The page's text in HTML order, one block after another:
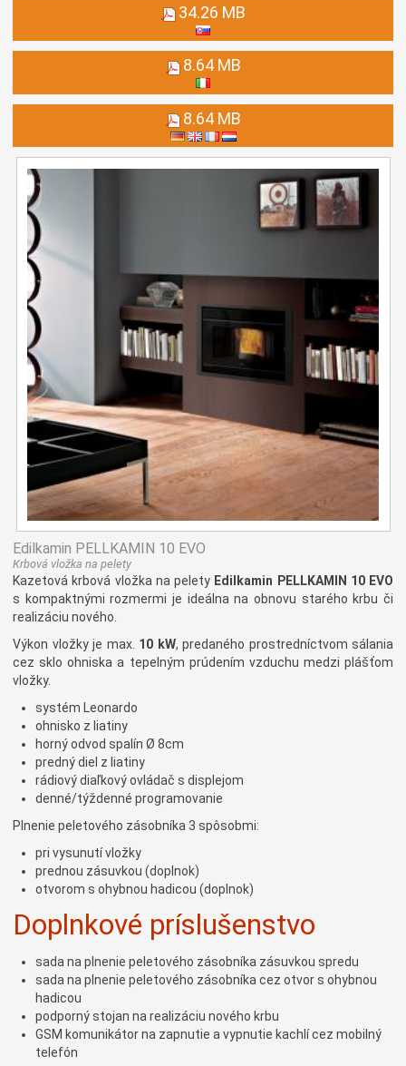
34.26 MB
8.64 MB
8.64 MB
Edilkamin PELLKAMIN 10 EVO
Krbová vložka na pelety
Kazetová krbová vložka na pelety Edilkamin PELLKAMIN 10 EVO
s kompaktnými rozmermi je ideálna na obnovu starého krbu či
realizáciu nového.
Výkon vložky je max. 10 kW, predaného prostredníctvom sálania
cez sklo ohniska a tepelným prúdením vzduchu medzi plášťom
vložky.
systém Leonardo
ohnisko z liatiny
horný odvod spalín Ø 8cm
predný diel z liatiny
rádiový diaľkový ovládač s displejom
denné/týždenné programovanie
Plnenie peletového zásobníka 3 spôsobmi:
pri vysunutí vložky
prednou zásuvkou (doplnok)
otvorom s ohybnou hadicou (doplnok)
Doplnkové príslušenstvo
sada na plnenie peletového zásobníka zásuvkou spredu
sada na plnenie peletového zásobníka cez otvor s ohybnou
hadicou
podporný stojan na realizáciu nového krbu
GSM komunikátor na zapnutie a vypnutie kachlí cez mobilný
telefón